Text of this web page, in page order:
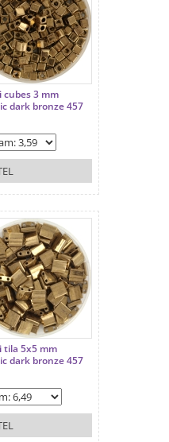
cubes 3 mm
dark bronze 457
tila 5x5 mm
dark bronze 457